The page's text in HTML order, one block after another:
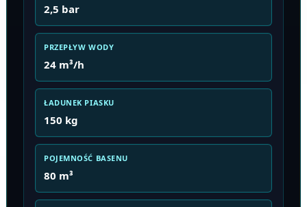
2,5 bar
PRZEPŁYW WODY
24 m³/h
ŁADUNEK PIASKU
150 kg
POJEMNOŚĆ BASENU
80 m³